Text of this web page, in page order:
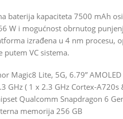
baterija kapaciteta 7500 mAh
W i mogućnost obrnutog
izrađena u 4 nm procesu,
putem VC sistema.
Magic8 Lite, 5G, 6.79”
GHz ( 1 x 2.3 GHz Cortex-
Qualcomm Snapdragon 6
memorija 256 GB